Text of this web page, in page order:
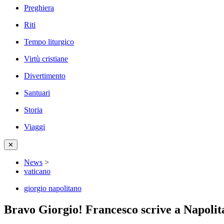
Preghiera
Riti
Tempo liturgico
Virtù cristiane
Divertimento
Santuari
Storia
Viaggi
✕
News >
vaticano
giorgio napolitano
Bravo Giorgio! Francesco scrive a